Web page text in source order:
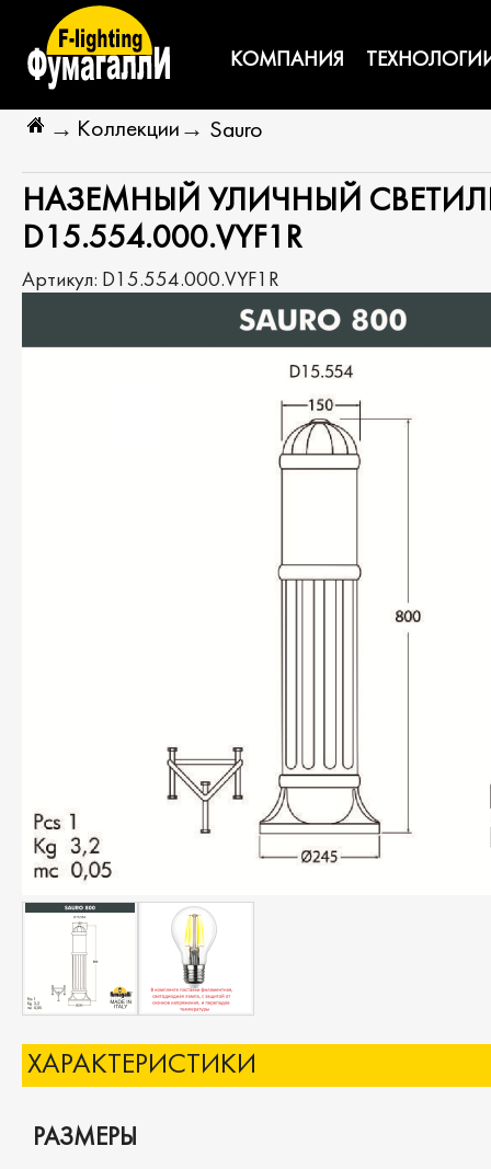
КОМПАНИЯ
→ Коллекции → Sauro
НАЗЕМНЫЙ УЛИЧНЫЙ
D15.554.000.VYF1R
Артикул: D15.554.000.VYF1R
ХАРАКТЕРИСТИКИ
РАЗМЕРЫ